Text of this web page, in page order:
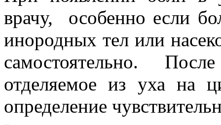
врачу, особенно если
инородных тел или
самостоятельно.
отделяемое из уха на
определение